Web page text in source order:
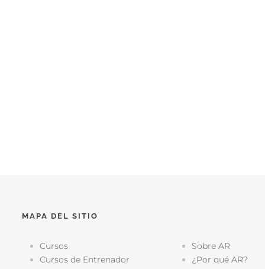
MAPA DEL SITIO
Cursos
Cursos de Entrenador
Sobre AR
¿Por qué AR?